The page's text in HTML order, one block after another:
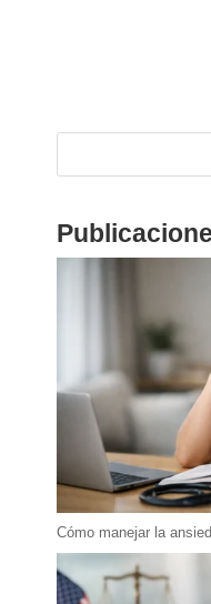
Cómo manejar la